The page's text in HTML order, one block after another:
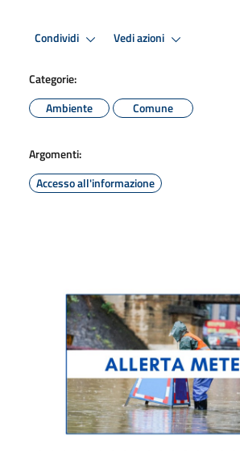
Condividi Vedi azioni
Categorie:
Ambiente
Comune
Argomenti:
Accesso all'informazione